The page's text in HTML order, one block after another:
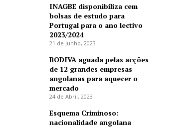
INAGBE disponibiliza cem
bolsas de estudo para
Portugal para o ano lectivo
2023/2024
21 de Junho, 2023
BODIVA aguada pelas acções
de 12 grandes empresas
angolanas para aquecer o
mercado
24 de Abril, 2023
Esquema Criminoso:
nacionalidade angolana